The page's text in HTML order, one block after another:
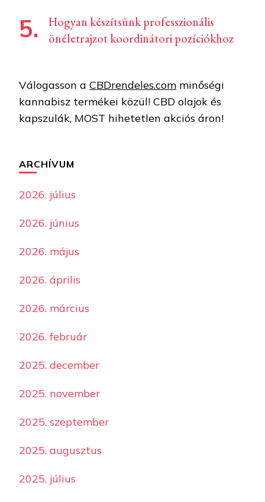
Hogyan készítsünk professzionális
önéletrajzot koordinátori pozíciókhoz
Válogasson a CBDrendeles.com minőségi
kannabisz termékei közül! CBD olajok és
kapszulák, MOST hihetetlen akciós áron!
ARCHÍVUM
2026. július
2026. június
2026. május
2026. április
2026. március
2026. február
2025. december
2025. november
2025. szeptember
2025. augusztus
2025. július